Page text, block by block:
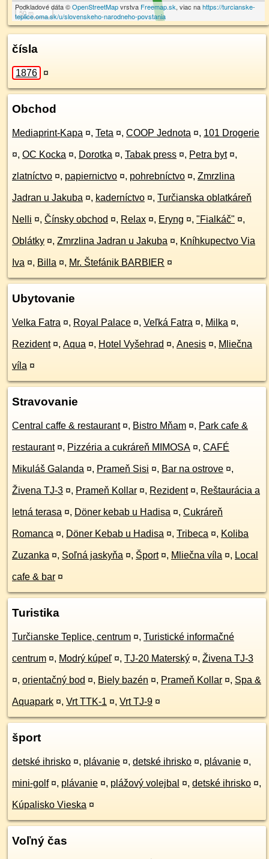
50 m
Podkladové dáta ©OpenStreetMapvrstva Freemap.sk, viac nahttps://turcianske-
teplice.oma.sk/u/slovenskeho-narodneho-povstania
čísla
1876 ¤
Obchod
Mediaprint-Kapa ¤, Teta ¤, COOP Jednota ¤, 101 Drogerie
¤, OC Kocka ¤, Dorotka ¤, Tabak press ¤, Petra byt ¤,
zlatníctvo ¤, papiernictvo ¤, pohrebníctvo ¤, Zmrzlina
Jadran u Jakuba ¤, kaderníctvo ¤, Turčianska oblatkáreň
Nelli ¤, Čínsky obchod ¤, Relax ¤, Eryng ¤, "Fialkáč" ¤,
Oblátky ¤, Zmrzlina Jadran u Jakuba ¤, Kníhkupectvo Via
Iva ¤, Billa ¤, Mr. Štefánik BARBIER ¤
Ubytovanie
Velka Fatra ¤, Royal Palace ¤, Veľká Fatra ¤, Milka ¤,
Rezident ¤, Aqua ¤, Hotel Vyšehrad ¤, Anesis ¤, Mliečna
víla ¤
Stravovanie
Central caffe & restaurant ¤, Bistro Mňam ¤, Park cafe &
restaurant ¤, Pizzéria a cukráreň MIMOSA ¤, CAFÉ
Mikuláš Galanda ¤, Prameň Sisi ¤, Bar na ostrove ¤,
Živena TJ-3 ¤, Prameň Kollar ¤, Rezident ¤, Reštaurácia a
letná terasa ¤, Döner kebab u Hadisa ¤, Cukráreň
Romanca ¤, Döner Kebab u Hadisa ¤, Tribeca ¤, Koliba
Zuzanka ¤, Soľná jaskyňa ¤, Šport ¤, Mliečna víla ¤, Local
cafe & bar ¤
Turistika
Turčianske Teplice, centrum ¤, Turistické informačné
centrum ¤, Modrý kúpeľ ¤, TJ-20 Materský ¤, Živena TJ-3
¤, orientačný bod ¤, Biely bazén ¤, Prameň Kollar ¤, Spa &
Aquapark ¤, Vrt TTK-1 ¤, Vrt TJ-9 ¤
šport
detské ihrisko ¤, plávanie ¤, detské ihrisko ¤, plávanie ¤,
mini-golf ¤, plávanie ¤, plážový volejbal ¤, detské ihrisko ¤,
Kúpalisko Vieska ¤
Voľný čas